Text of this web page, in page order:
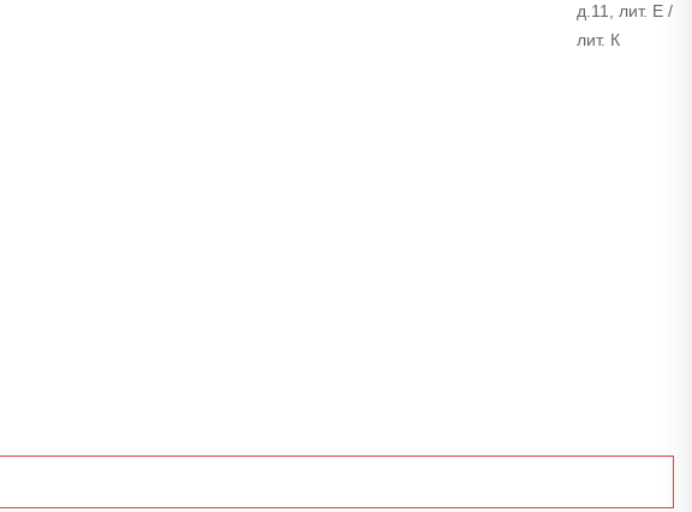
д.11, лит. Е /
лит. К